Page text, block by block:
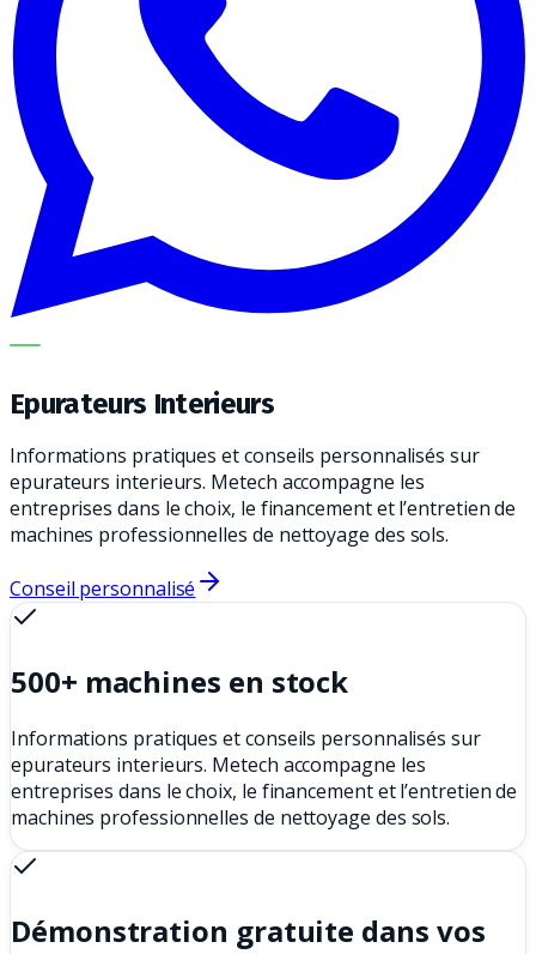
METECH
Epurateurs Interieurs
Informations pratiques et conseils personnalisés sur
epurateurs interieurs. Metech accompagne les
entreprises dans le choix, le financement et l’entretien de
machines professionnelles de nettoyage des sols.
Conseil personnalisé
500+ machines en stock
Informations pratiques et conseils personnalisés sur
epurateurs interieurs. Metech accompagne les
entreprises dans le choix, le financement et l’entretien de
machines professionnelles de nettoyage des sols.
Démonstration gratuite dans vos